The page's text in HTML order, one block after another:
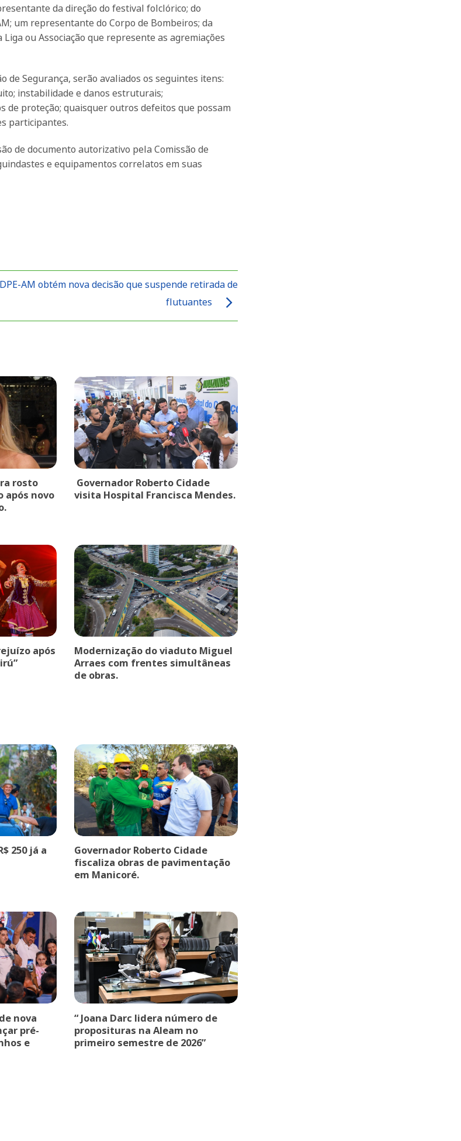
da direção do festival folclórico; do
um representante do Corpo de Bombeiros; da
ou Associação que represente as agremiações
de Segurança, serão avaliados os seguintes itens:
instabilidade e danos estruturais;
de proteção; quaisquer outros defeitos que possam
participantes.
de documento autorizativo pela Comissão de
e equipamentos correlatos em suas
DPE-AM obtém nova decisão que suspende retirada de
flutuantes
rosto
após novo
Governador Roberto Cidade
visita Hospital Francisca Mendes.
após
Modernização do viaduto Miguel
Arraes com frentes simultâneas
de obras.
250 já a
Governador Roberto Cidade
fiscaliza obras de pavimentação
em Manicoré.
nova
pré-
e
“ Joana Darc lidera número de
proposituras na Aleam no
primeiro semestre de 2026”